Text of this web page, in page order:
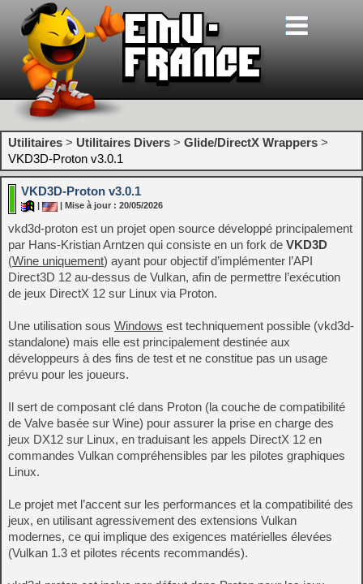
Utilitaires > Utilitaires Divers > Glide/DirectX Wrappers >
VKD3D-Proton v3.0.1
VKD3D-Proton v3.0.1
| Mise à jour : 20/05/2026
vkd3d-proton est un projet open source développé principalement
par Hans-Kristian Arntzen qui consiste en un fork de VKD3D
(Wine uniquement) ayant pour objectif d’implémenter l’API
Direct3D 12 au-dessus de Vulkan, afin de permettre l’exécution
de jeux DirectX 12 sur Linux via Proton.
Une utilisation sous Windows est techniquement possible (vkd3d-
standalone) mais elle est principalement destinée aux
développeurs à des fins de test et ne constitue pas un usage
prévu pour les joueurs.
Il sert de composant clé dans Proton (la couche de compatibilité
de Valve basée sur Wine) pour assurer la prise en charge des
jeux DX12 sur Linux, en traduisant les appels DirectX 12 en
commandes Vulkan compréhensibles par les pilotes graphiques
Linux.
Le projet met l’accent sur les performances et la compatibilité des
jeux, en utilisant agressivement des extensions Vulkan
modernes, ce qui implique des exigences matérielles élevées
(Vulkan 1.3 et pilotes récents recommandés).